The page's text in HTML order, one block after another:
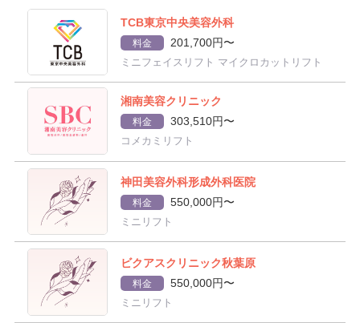
TCB東京中央美容外科
料金 201,700円〜
ミニフェイスリフト マイクロカットリフト
湘南美容クリニック
料金 303,510円〜
コメカミリフト
神田美容外科形成外科医院
料金 550,000円〜
ミニリフト
ビクアスクリニック秋葉原
料金 550,000円〜
ミニリフト